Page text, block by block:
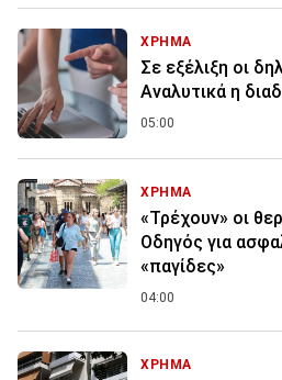
ΧΡΗΜΑ
Σε εξέλιξη οι
Αναλυτικά η
05:00
ΧΡΗΜΑ
«Τρέχουν» οι
Οδηγός για
«παγίδες»
04:00
ΧΡΗΜΑ